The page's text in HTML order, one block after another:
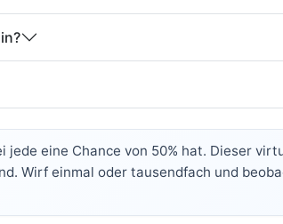
eine Chance von 50% hat. Dieser
Wirf einmal oder tausendfach und